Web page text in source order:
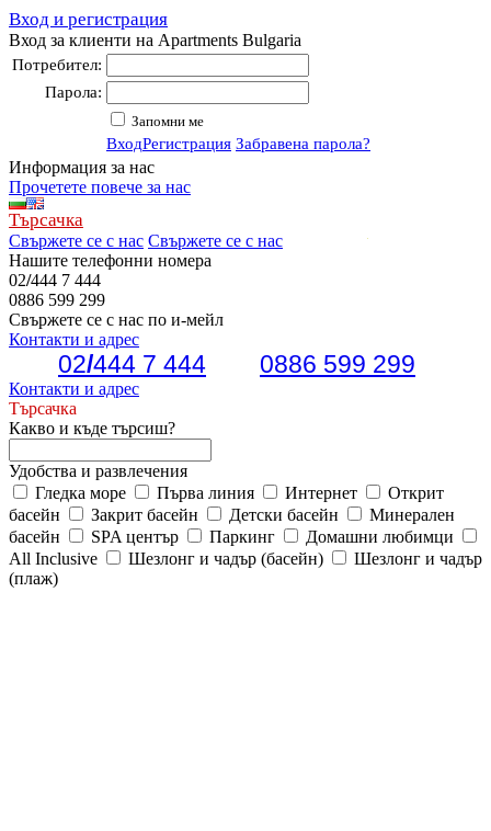
Вход и регистрация
Вход за клиенти на Apartments Bulgaria
Потребител:
Парола:
Запомни ме
ВходРегистрация Забравена парола?
Информация за нас
Прочетете повече за нас
Търсачка
Свържете се с нас Свържете се с нас
Нашите телефонни номера
02/444 7 444
0886 599 299
Свържете се с нас по и-мейл
Контакти и адрес
02/444 7 444 0886 599 299
Контакти и адрес
Търсачка
Какво и къде търсиш?
Удобства и развлечения
Гледка море
Първа линия Интернет
Открит
басейн
Закрит басейн Детски басейн
Минерален
басейн
SPA център Паркинг
Домашни любимци
All Inclusive
Шезлонг и чадър (басейн)
Шезлонг и чадър
(плаж)